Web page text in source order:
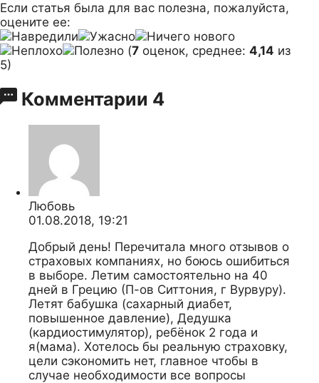
Если статья была для вас полезна, пожалуйста,
оцените ее:
(7 оценок, среднее: 4,14 из
5)
Комментарии 4
Любовь
01.08.2018, 19:21
Добрый день! Перечитала много отзывов о
страховых компаниях, но боюсь ошибиться
в выборе. Летим самостоятельно на 40
дней в Грецию (П-ов Ситтония, г Вурвуру).
Летят бабушка (сахарный диабет,
повышенное давление), Дедушка
(кардиостимулятор), ребёнок 2 года и
я(мама). Хотелось бы реальную страховку,
цели сэкономить нет, главное чтобы в
случае необходимости все вопросы